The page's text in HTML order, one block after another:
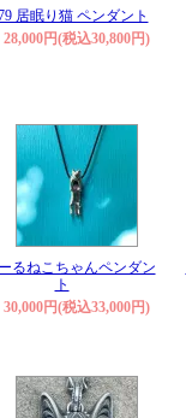
居眠り猫 ペンダント
28,000円(税込30,800円)
るねこちゃんペンダン
ト
30,000円(税込33,000円)